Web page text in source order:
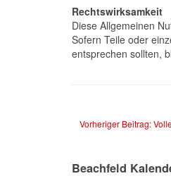
Rechtswirksamkeit
Diese Allgemeinen
Sofern Teile oder
entsprechen sollten,
Vorheriger Beitrag:
Beachfeld